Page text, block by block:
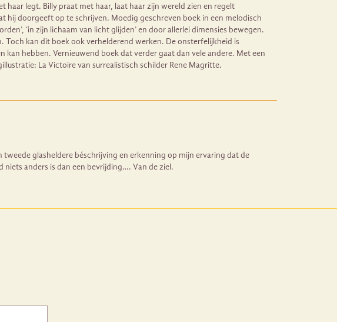
haar legt. Billy praat met haar, laat haar zijn wereld zien en regelt
hij doorgeeft op te schrijven. Moedig geschreven boek in een melodisch
‘in zijn lichaam van licht glijden’ en door allerlei dimensies bewegen.
kan dit boek ook verhelderend werken. De onsterfelijkheid is
hebben. Vernieuwend boek dat verder gaat dan vele andere. Met een
La Victoire van surrealistisch schilder Rene Magritte.
glasheldere béschrijving en erkenning op mijn ervaring dat de
anders is dan een bevrijding…. Van de ziel.